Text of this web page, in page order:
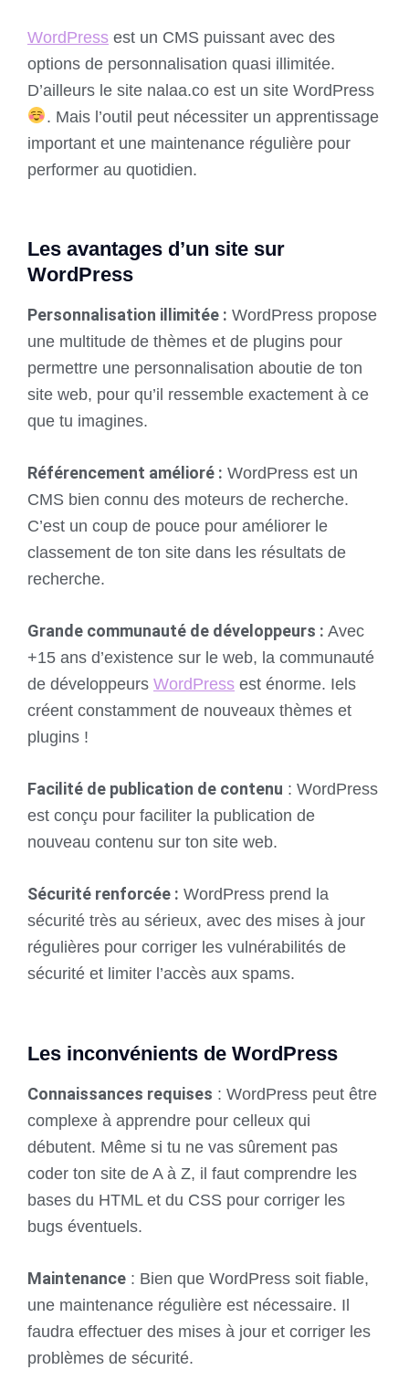
WordPress est un CMS puissant avec des
options de personnalisation quasi illimitée.
D’ailleurs le site nalaa.co est un site WordPress
. Mais l’outil peut nécessiter un apprentissage
important et une maintenance régulière pour
performer au quotidien.
Les avantages d’un site sur
WordPress
Personnalisation illimitée : WordPress propose
une multitude de thèmes et de plugins pour
permettre une personnalisation aboutie de ton
site web, pour qu’il ressemble exactement à ce
que tu imagines.
Référencement amélioré : WordPress est un
CMS bien connu des moteurs de recherche.
C’est un coup de pouce pour améliorer le
classement de ton site dans les résultats de
recherche.
Grande communauté de développeurs : Avec
+15 ans d’existence sur le web, la communauté
de développeurs WordPress est énorme. Iels
créent constamment de nouveaux thèmes et
plugins !
Facilité de publication de contenu : WordPress
est conçu pour faciliter la publication de
nouveau contenu sur ton site web.
Sécurité renforcée : WordPress prend la
sécurité très au sérieux, avec des mises à jour
régulières pour corriger les vulnérabilités de
sécurité et limiter l’accès aux spams.
Les inconvénients de WordPress
Connaissances requises : WordPress peut être
complexe à apprendre pour celleux qui
débutent. Même si tu ne vas sûrement pas
coder ton site de A à Z, il faut comprendre les
bases du HTML et du CSS pour corriger les
bugs éventuels.
Maintenance : Bien que WordPress soit fiable,
une maintenance régulière est nécessaire. Il
faudra effectuer des mises à jour et corriger les
problèmes de sécurité.